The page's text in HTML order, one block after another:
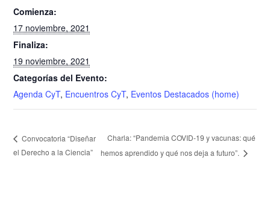
Comienza:
17 noviembre, 2021
Finaliza:
19 noviembre, 2021
Categorías del Evento:
Agenda CyT, Encuentros CyT, Eventos Destacados (home)
Convocatoria “Diseñar
el Derecho a la Ciencia”
Charla: “Pandemia COVID-19 y vacunas: qué
hemos aprendido y qué nos deja a futuro”.